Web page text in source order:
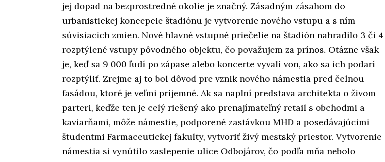
jej dopad na bezprostredné okolie je značný. Zásadným zásahom do
urbanistickej koncepcie štadiónu je vytvorenie nového vstupu a s ním
súvisiacich zmien. Nové hlavné vstupné priečelie na štadión nahradilo 3 či 4
rozptýlené vstupy pôvodného objektu, čo považujem za prínos. Otázne však
je, keď sa 9 000 ľudí po zápase alebo koncerte vyvalí von, ako sa ich podarí
rozptýliť. Zrejme aj to bol dôvod pre vznik nového námestia pred čelnou
fasádou, ktoré je veľmi príjemné. Ak sa naplní predstava architekta o živom
parteri, keďže ten je celý riešený ako prenajímateľný retail s obchodmi a
kaviarňami, môže námestie, podporené zastávkou MHD a posedávajúcimi
študentmi Farmaceutickej fakulty, vytvoriť živý mestský priestor. Vytvorenie
námestia si vynútilo zaslepenie ulice Odbojárov, čo podľa mňa nebolo